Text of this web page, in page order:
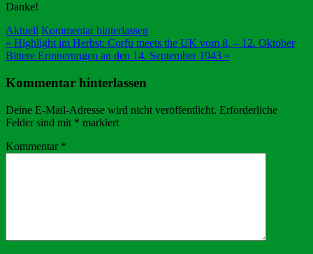
Danke!
Aktuell Kommentar hinterlassen
Beitragsnavigation
« Highlight im Herbst: Corfu meets the UK vom 8. – 12. Oktober
Bittere Erinnerungen an den 14. September 1943 »
Kommentar hinterlassen
Deine E-Mail-Adresse wird nicht veröffentlicht. Erforderliche
Felder sind mit * markiert
Kommentar *